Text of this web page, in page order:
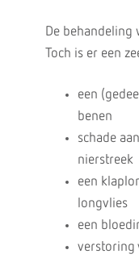
De
Toch is er een
een
benen
schade
nierstreek
een
longvlies
een
verstoring